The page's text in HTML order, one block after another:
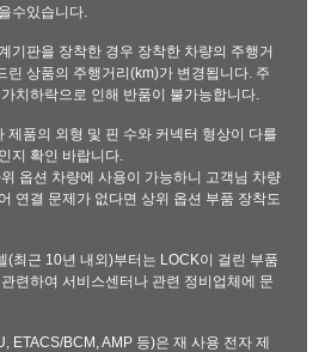
수있습니다.
기판을 장착한 경우 장착한 차량의 주행거
린 상품의 주행거리(km)가 변경됩니다. 주
치하락으로 인해 반품이 불가능합니다.
제품의 외형 및 핀 수와 커넥터 형상이 다를
지 확인 바랍니다.
옵션 차량에 사용이 가능하니 고객님 차량
연결 문제가 없다면 상위 옵션 부품 장착도
(최근 10년 내외)부터는 LOCK이 걸린 부품
련하여 서비스센터나 관련 정비업체에 문
ETACS/BCM, AMP 등)은 재 사용 전자 제